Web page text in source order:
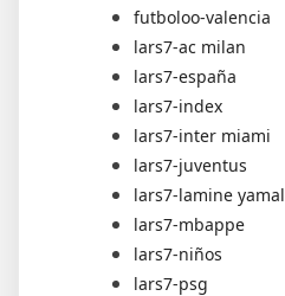
futboloo-valencia
lars7-ac milan
lars7-españa
lars7-index
lars7-inter miami
lars7-juventus
lars7-lamine yamal
lars7-mbappe
lars7-niños
lars7-psg